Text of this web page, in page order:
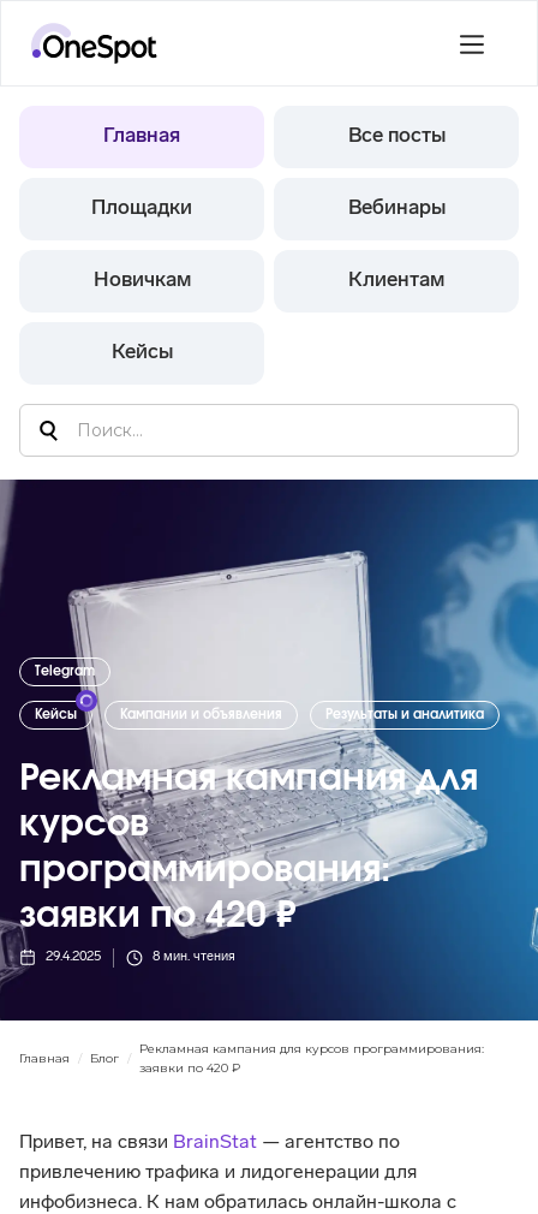
Главная Все посты
Площадки Вебинары
Новичкам Клиентам
Кейсы
Telegram
Кейсы Кампании и объявления Результаты и аналитика
Рекламная кампания для
курсов
программирования:
заявки по 420 ₽
29.4.2025 8 мин. чтения
Главная / Блог /
Рекламная кампания для курсов программирования:
заявки по 420 ₽
Привет, на связи BrainStat — агентство по
привлечению трафика и лидогенерации для
инфобизнеса. К нам обратилась онлайн-школа с